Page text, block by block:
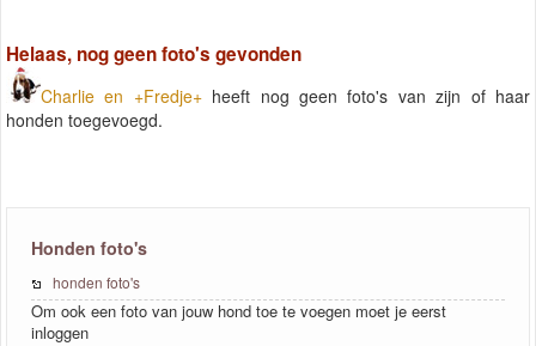
Helaas, nog geen foto's gevonden
Charlie en +Fredje+heeft nog geen foto's van zijn of haar
honden toegevoegd.
Honden foto's
honden foto's
Om ook een foto van jouw hond toe te voegen moet je eerst
inloggen